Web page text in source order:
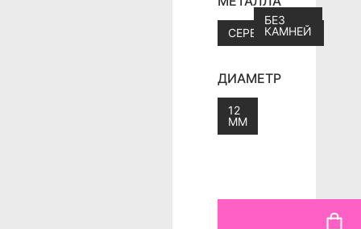
СЕРЕБРИСТЫЙ
БЕЗ
КАМНЕЙ
ДИАМЕТР
12
ММ